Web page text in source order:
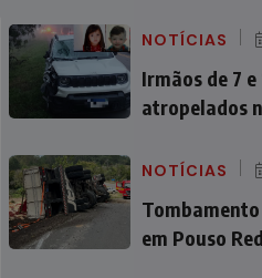
NOTÍCIAS
Irmãos de 7
atropelados
NOTÍCIAS
em Pouso